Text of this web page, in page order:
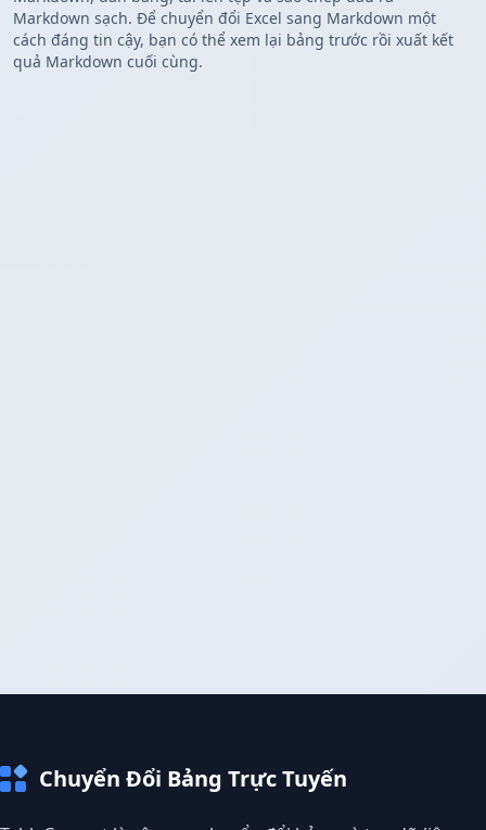
Markdown sạch. Để chuyển đổi Excel sang Markdown một
cách đáng tin cậy, bạn có thể xem lại bảng trước rồi xuất kết
quả Markdown cuối cùng.
Chuyển Đổi Bảng Trực Tuyến